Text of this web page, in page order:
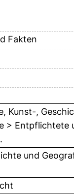
Fakten
Kunst-,
> Entpflichtete
und